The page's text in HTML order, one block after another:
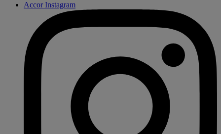
Accor Instagram